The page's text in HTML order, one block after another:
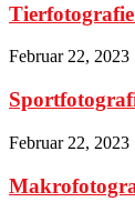
Februar 22, 2023
Februar 22, 2023